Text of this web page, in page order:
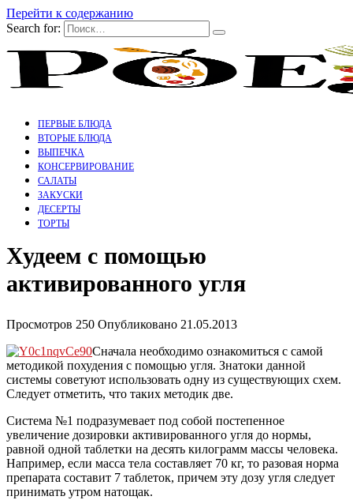
Перейти к содержанию
Search for:
ПЕРВЫЕ БЛЮДА
ВТОРЫЕ БЛЮДА
ВЫПЕЧКА
КОНСЕРВИРОВАНИЕ
САЛАТЫ
ЗАКУСКИ
ДЕСЕРТЫ
ТОРТЫ
Худеем с помощью
активированного угля
Просмотров 250 Опубликовано 21.05.2013
Сначала необходимо ознакомиться с самой
методикой похудения с помощью угля. Знатоки данной
системы советуют использовать одну из существующих схем.
Следует отметить, что таких методик две.
Система №1 подразумевает под собой постепенное
увеличение дозировки активированного угля до нормы,
равной одной таблетки на десять килограмм массы человека.
Например, если масса тела составляет 70 кг, то разовая норма
препарата составит 7 таблеток, причем эту дозу угля следует
принимать утром натощак.